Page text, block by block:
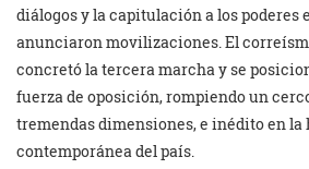
diálogos y la capitulación a los poderes
anunciaron movilizaciones. El
concretó la tercera marcha y se
fuerza de oposición, rompiendo un
tremendas dimensiones, e inédito en
contemporánea del país.